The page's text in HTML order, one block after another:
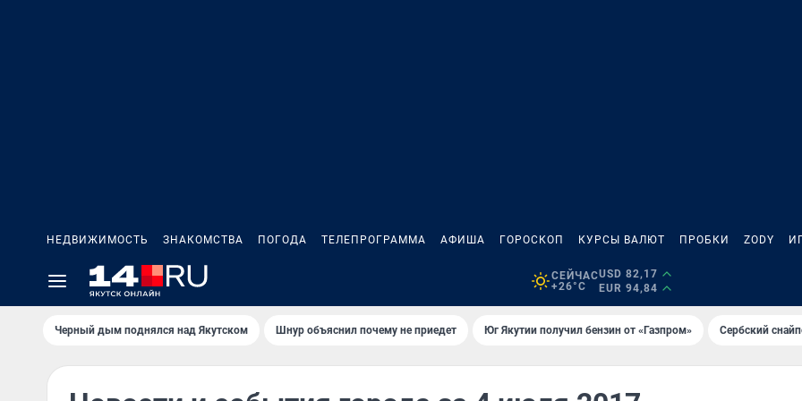
НЕДВИЖИМОСТЬ ЗНАКОМСТВА ПОГОДА ТЕЛЕПРОГРАММА АФИША ГОРОСКОП КУРСЫ ВАЛЮТ ПРОБКИ ZODY
СЕЙЧАС
+26°C
USD 82,17
EUR 94,84
Черный дым поднялся над Якутском Шнур объяснил почему не приедет Юг Якутии получил бензин от «Газпром» Сербский